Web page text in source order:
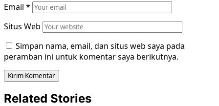
Email *
Situs Web
Simpan nama, email, dan situs web saya pada
peramban ini untuk komentar saya berikutnya.
Related Stories